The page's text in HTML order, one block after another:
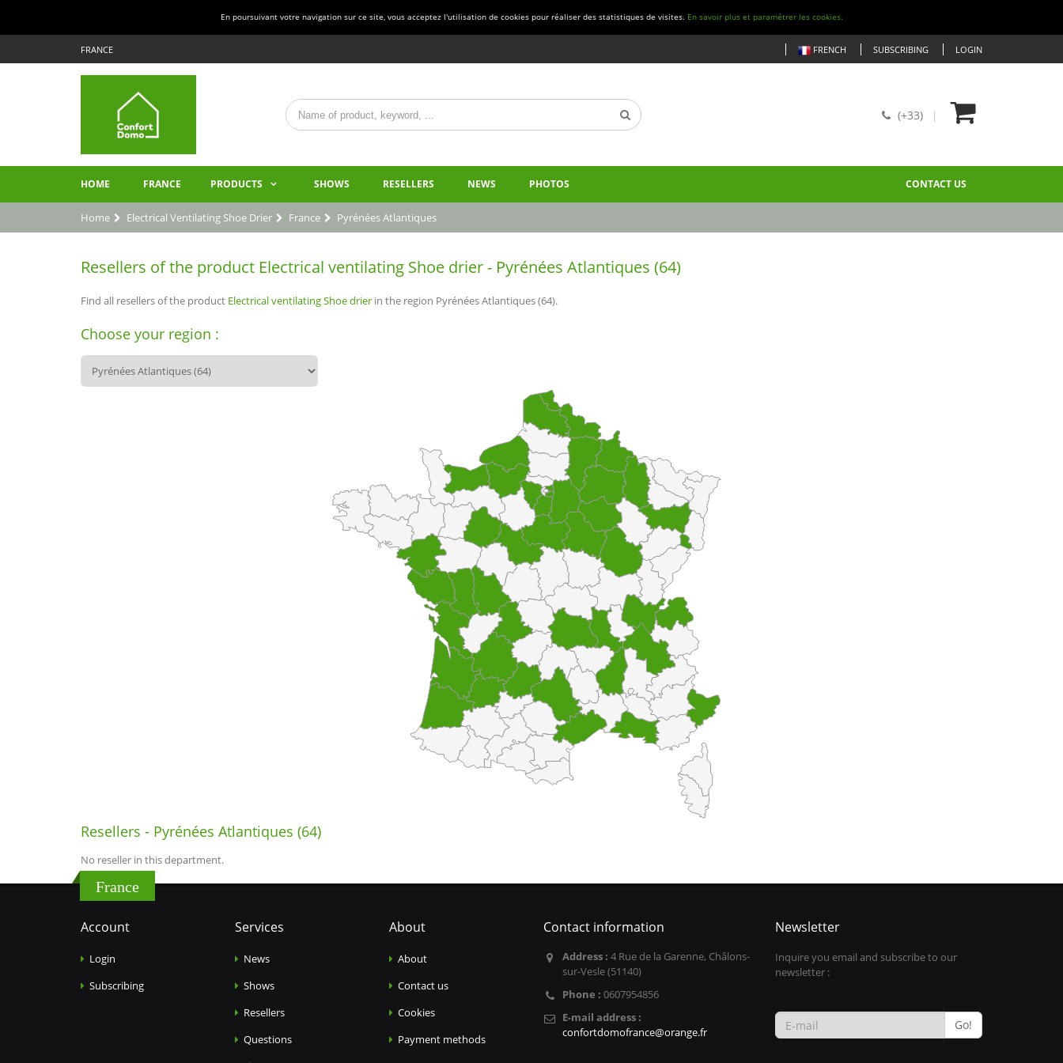
En poursuivant votre navigation sur ce site, vous acceptez l'utilisation de cookies pour réaliser des statistiques de visites. En savoir plus et paramétrer les cookies.
FRANCE FRENCH SUBSCRIBING LOGIN
(+33)
HOME FRANCE PRODUCTS SHOWS RESELLERS NEWS PHOTOS CONTACT US
Home Electrical Ventilating Shoe Drier France Pyrénées Atlantiques
Resellers of the product Electrical ventilating Shoe drier - Pyrénées Atlantiques (64)
Find all resellers of the product Electrical ventilating Shoe drier in the region Pyrénées Atlantiques (64).
Choose your region :
Resellers - Pyrénées Atlantiques (64)
No reseller in this department.
France
Account
Login
Subscribing
Services
News
Shows
Resellers
Questions
About
About
Contact us
Cookies
Payment methods
Contact information
Address : 4 Rue de la Garenne, Châlons-
sur-Vesle (51140)
Phone : 0607954856
E-mail address :
confortdomofrance@orange.fr
Newsletter
Inquire you email and subscribe to our
newsletter :
Go!